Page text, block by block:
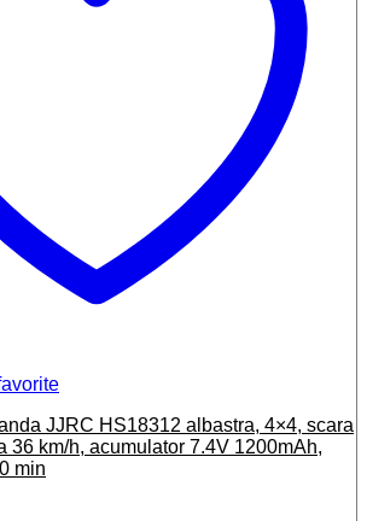
JJRC HS18312 albastra, 4×4, scara
36 km/h, acumulator 7.4V 1200mAh,
min